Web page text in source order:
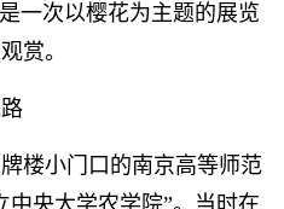
一次以樱花为主题的展览
赏。
楼小门口的南京高等师范
中央大学农学院”。当时在